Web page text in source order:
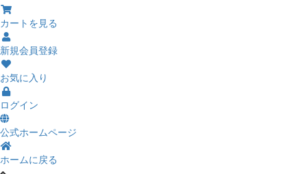
カートを見る
新規会員登録
お気に入り
ログイン
公式ホームページ
ホームに戻る